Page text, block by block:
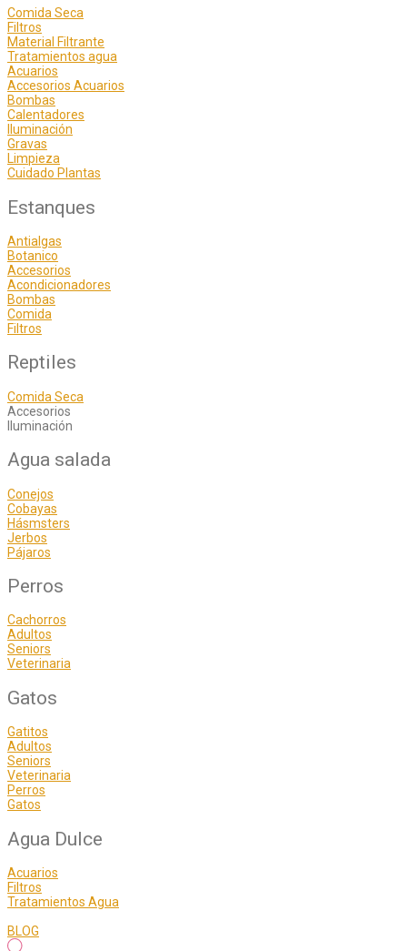
Comida Seca
Filtros
Material Filtrante
Tratamientos agua
Acuarios
Accesorios Acuarios
Bombas
Calentadores
Iluminación
Gravas
Limpieza
Cuidado Plantas
Estanques
Antialgas
Botanico
Accesorios
Acondicionadores
Bombas
Comida
Filtros
Reptiles
Comida Seca
Accesorios
Iluminación
Agua salada
Conejos
Cobayas
Hásmsters
Jerbos
Pájaros
Perros
Cachorros
Adultos
Seniors
Veterinaria
Gatos
Gatitos
Adultos
Seniors
Veterinaria
Perros
Gatos
Agua Dulce
Acuarios
Filtros
Tratamientos Agua
BLOG